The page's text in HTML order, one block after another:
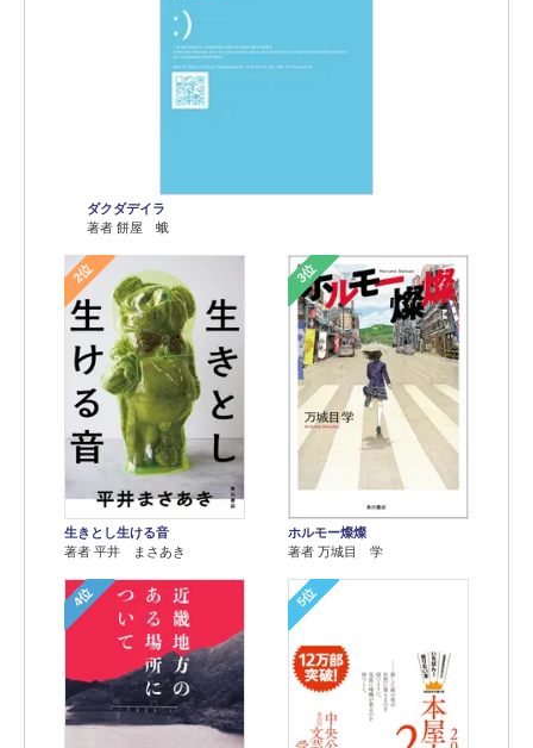
ダクダデイラ
著者 餅屋 蛾
2位
生きとし生ける音
著者 平井 まさあき
3位
ホルモー燦燦
著者 万城目 学
4位 5位